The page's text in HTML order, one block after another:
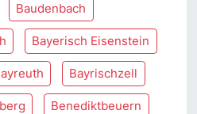
Baudenbach
Bayerisch Eisenstein
Bayrischzell
Benediktbeuern